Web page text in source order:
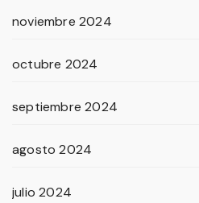
noviembre 2024
octubre 2024
septiembre 2024
agosto 2024
julio 2024